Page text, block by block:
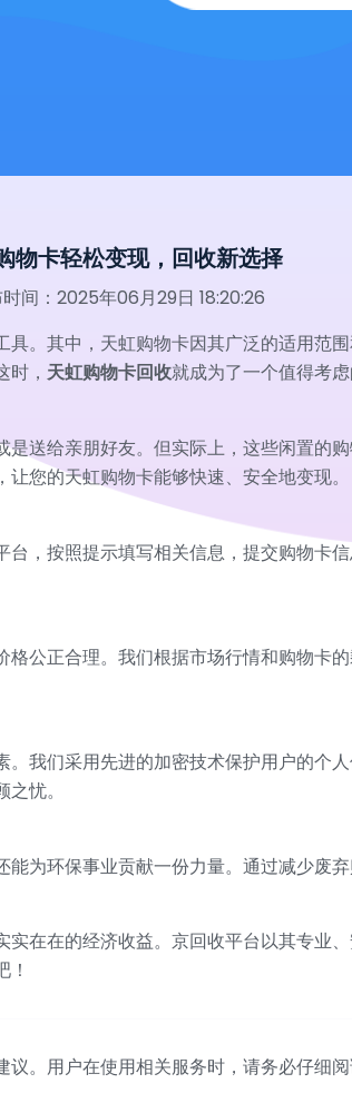
物卡轻松变现，回收新选择
间：2025年06月29日 18:20:26
。其中，天虹购物卡因其广泛的适用范
， 天虹购物卡回收就成为了一个值得考虑
送给亲朋好友。但实际上，这些闲置的
您的天虹购物卡能够快速、安全地变现。
，按照提示填写相关信息，提交购物卡
公正合理。我们根据市场行情和购物卡
我们采用先进的加密技术保护用户的个
忧。
为环保事业贡献一份力量。通过减少废
在在的经济收益。京回收平台以其专业
。用户在使用相关服务时，请务必仔细